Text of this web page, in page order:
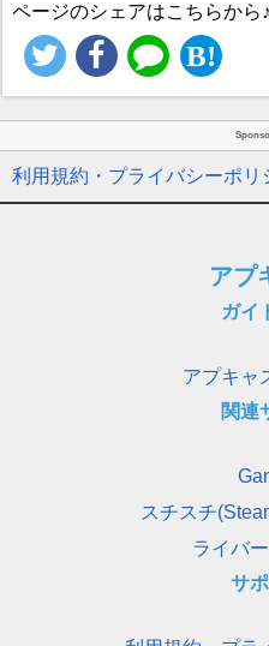
ページのシェアはこちらから♪
利用規約・プライバシーポリ
アプ
ガイ
アプキャ
関連
スチスチ
ライバ
サ